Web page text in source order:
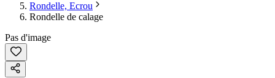
Rondelle, Ecrou
Rondelle de calage
Pas d'image